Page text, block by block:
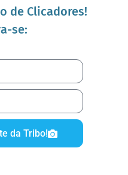
de Clicadores!
se:
da Tribo!